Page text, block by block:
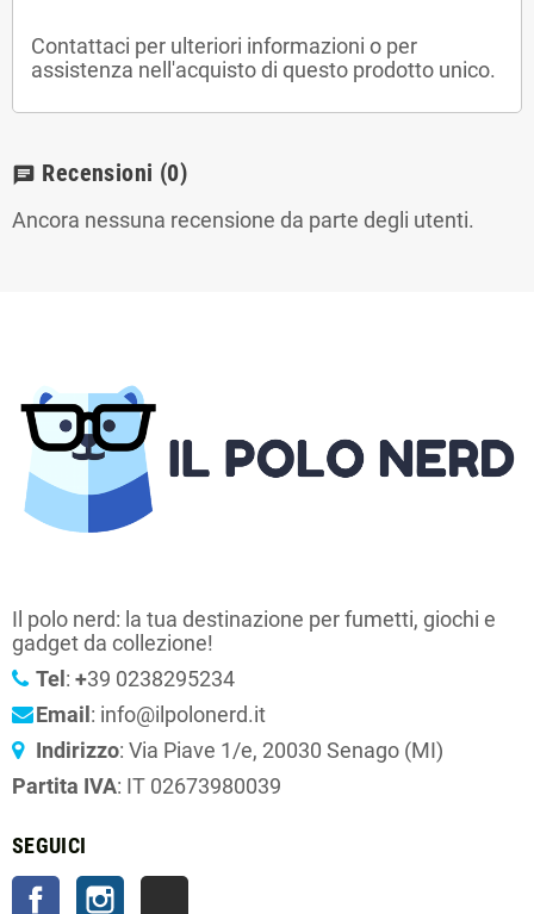
Contattaci per ulteriori informazioni o per
assistenza nell'acquisto di questo prodotto unico.
chat Recensioni (0)
Ancora nessuna recensione da parte degli utenti.
Il polo nerd: la tua destinazione per fumetti, giochi e
gadget da collezione!
Tel : +39 0238295234
Email : info@ilpolonerd.it
Indirizzo: Via Piave 1/e, 20030 Senago (MI)
Partita IVA: IT 02673980039
SEGUICI
FacebookInstagram